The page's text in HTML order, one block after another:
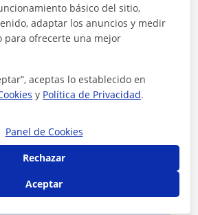
nuestroaviso legal
básico del sitio,
adaptar los anuncios y medir
para ofrecerte una mejor
aceptas lo establecido en
y Política de Privacidad.
Panel de Cookies
Rechazar
Aceptar